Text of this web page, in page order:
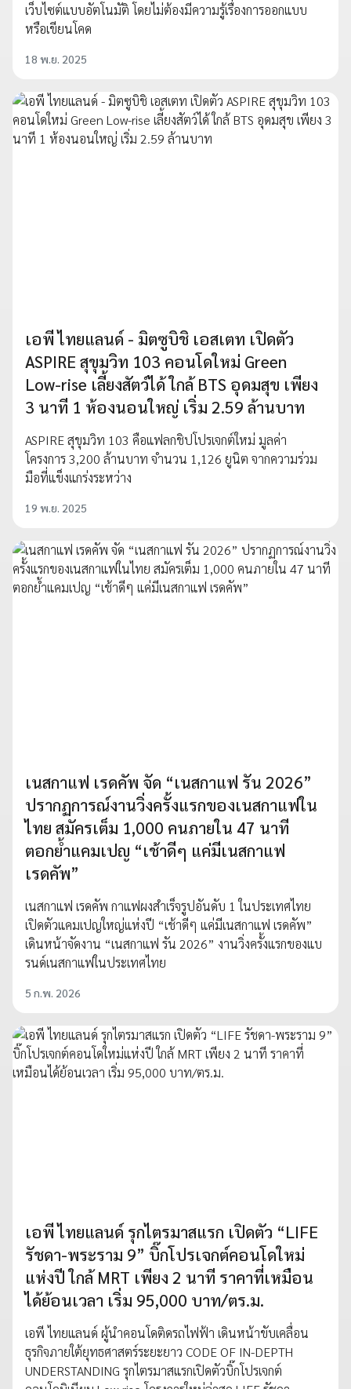
เว็บไซต์แบบอัตโนมัติ โดยไม่ต้องมีความรู้เรื่องการออกแบบ
หรือเขียนโคด
18 พ.ย. 2025
เอพี ไทยแลนด์ - มิตซูบิชิ เอสเตท เปิดตัว
ASPIRE สุขุมวิท 103 คอนโดใหม่ Green
Low-rise เลี้ยงสัตว์ได้ ใกล้ BTS อุดมสุข เพียง
3 นาที 1 ห้องนอนใหญ่ เริ่ม 2.59 ล้านบาท
ASPIRE สุขุมวิท 103 คือแฟลกชิปโปรเจกต์ใหม่ มูลค่า
โครงการ 3,200 ล้านบาท จำนวน 1,126 ยูนิต จากความร่วม
มือที่แข็งแกร่งระหว่าง
19 พ.ย. 2025
เนสกาแฟ เรดคัพ จัด “เนสกาแฟ รัน 2026”
ปรากฏการณ์งานวิ่งครั้งแรกของเนสกาแฟใน
ไทย สมัครเต็ม 1,000 คนภายใน 47 นาที
ตอกย้ำแคมเปญ “เช้าดีๆ แค่มีเนสกาแฟ
เรดคัพ”
เนสกาแฟ เรดคัพ กาแฟผงสำเร็จรูปอันดับ 1 ในประเทศไทย
เปิดตัวแคมเปญใหญ่แห่งปี “เช้าดีๆ แค่มีเนสกาแฟ เรดคัพ”
เดินหน้าจัดงาน “เนสกาแฟ รัน 2026” งานวิ่งครั้งแรกของแบ
รนด์เนสกาแฟในประเทศไทย
5 ก.พ. 2026
เอพี ไทยแลนด์ รุกไตรมาสแรก เปิดตัว “LIFE
รัชดา-พระราม 9” บิ๊กโปรเจกต์คอนโดใหม่
แห่งปี ใกล้ MRT เพียง 2 นาที ราคาที่เหมือน
ได้ย้อนเวลา เริ่ม 95,000 บาท/ตร.ม.
เอพี ไทยแลนด์ ผู้นำคอนโดติดรถไฟฟ้า เดินหน้าขับเคลื่อน
ธุรกิจภายใต้ยุทธศาสตร์ระยะยาว CODE OF IN-DEPTH
UNDERSTANDING รุกไตรมาสแรกเปิดตัวบิ๊กโปรเจกต์